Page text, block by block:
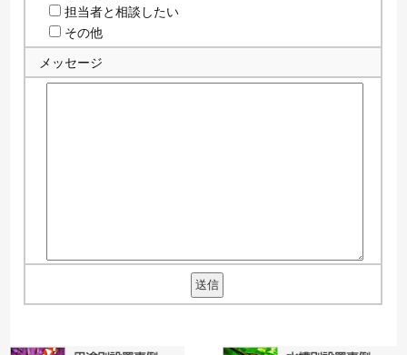
担当者と相談したい
その他
メッセージ